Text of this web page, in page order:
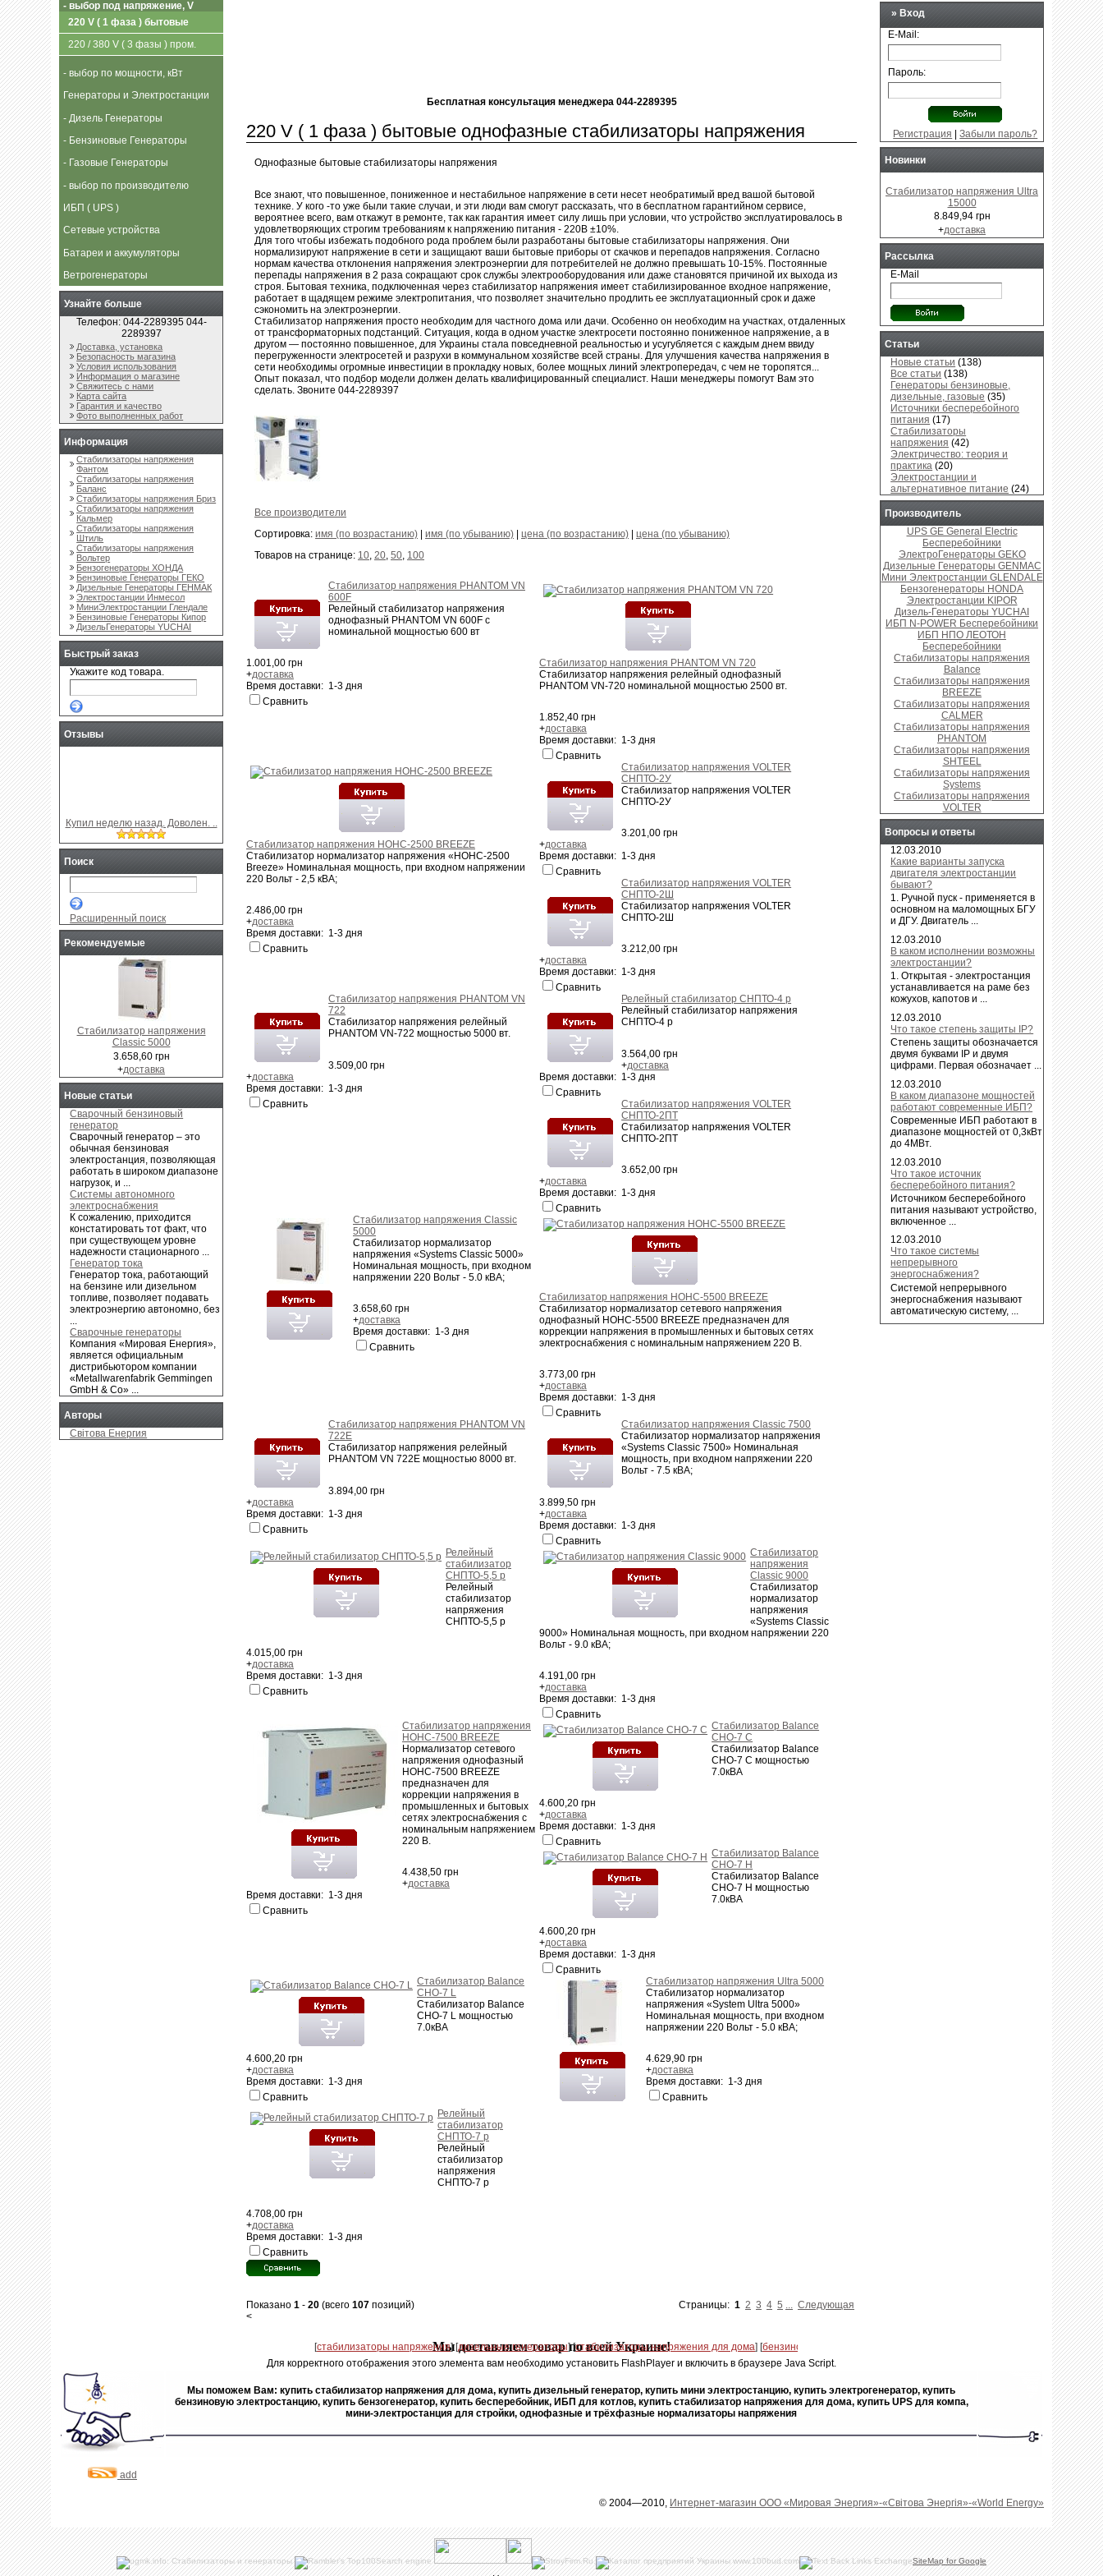
Бесплатная консультация менеджера 044-2289395
220 V ( 1 фаза ) бытовые однофазные стабилизаторы напряжения
Однофазные бытовые стабилизаторы напряжения
Все знают, что повышенное, пониженное и нестабильное напряжение в сети несет необратимый вред вашой бытовой
технике. У кого -то уже были такие случаи, и эти люди вам смогут рассказать, что в бесплатном гарантийном сервисе,
вероятнее всего, вам откажут в ремонте, так как гарантия имеет силу лишь при условии, что устройство эксплуатировалось в
удовлетворяющих строгим требованиям к напряжению питания - 220В ±10%.
Для того чтобы избежать подобного рода проблем были разработаны бытовые стабилизаторы напряжения. Они
нормализируют напряжение в сети и защищают ваши бытовые приборы от скачков и перепадов напряжения. Согласно
нормам качества отклонения напряжения электроэнергии для потребителей не должно превышать 10-15%. Постоянные
перепады напряжения в 2 раза сокращают срок службы электрооборудования или даже становятся причиной их выхода из
строя. Бытовая техника, подключенная через стабилизатор напряжения имеет стабилизированное входное напряжение,
работает в щадящем режиме электропитания, что позволяет значительно продлить ее эксплуатационный срок и даже
сэкономить на электроэнергии.
Стабилизатор напряжения просто необходим для частного дома или дачи. Особенно он необходим на участках, отдаленных
от трансформаторных подстанций. Ситуация, когда в одном участке электросети постоянно пониженное напряжение, а в
другом — постоянно повышенное, для Украины стала повседневной реальностью и усугубляется с каждым днем ввиду
перегруженности электросетей и разрухи в коммунальном хозяйстве всей страны. Для улучшения качества напряжения в
сети необходимы огромные инвестиции в прокладку новых, более мощных линий электропередач, с чем не торопятся...
Опыт показал, что подбор модели должен делать квалифицированный специалист. Наши менеджеры помогут Вам это
сделать. Звоните 044-2289397
Все производители
Сортировка: имя (по возрастанию) имя (по убыванию) цена (по возрастанию)
цена (по убыванию)
Товаров на странице: 10, 20, 50, 100
Стабилизатор напряжения PHANTOM VN
600F
Релейный стабилизатор напряжения
однофазный PHANTOM VN 600F с
номинальной мощностью 600 вт
1.001,00 грн
+доставка
Время доставки: 1-3 дня
Сравнить
Cтабилизатор напряжения PHANTOM VN 720
Стабилизатор напряжения релейный однофазный
PHANTOM VN-720 номинальной мощностью 2500 вт.
1.852,40 грн
+доставка
Время доставки: 1-3 дня
Сравнить
Стабилизатор напряжения НОНС-2500 BREEZE
Стабилизатор нормализатор напряжения «НОНС-2500
Breeze» Номинальная мощность, при входном напряжении
220 Вольт - 2,5 кВА;
2.486,00 грн
+доставка
Время доставки: 1-3 дня
Сравнить
Стабилизатор напряжения VOLTER
СНПТО-2У
Стабилизатор напряжения VOLTER
СНПТО-2У
3.201,00 грн
+доставка
Время доставки: 1-3 дня
Сравнить
Стабилизатор напряжения VOLTER
СНПТО-2Ш
Стабилизатор напряжения VOLTER
СНПТО-2Ш
3.212,00 грн
+доставка
Время доставки: 1-3 дня
Сравнить
Cтабилизатор напряжения PHANTOM VN
722
Стабилизатор напряжения релейный
PHANTOM VN-722 мощностью 5000 вт.
3.509,00 грн
+доставка
Время доставки: 1-3 дня
Сравнить
Релейный стабилизатор СНПТО-4 р
Релейный стабилизатор напряжения
СНПТО-4 р
3.564,00 грн
+доставка
Время доставки: 1-3 дня
Сравнить
Стабилизатор напряжения VOLTER
СНПТО-2ПТ
Стабилизатор напряжения VOLTER
СНПТО-2ПТ
3.652,00 грн
+доставка
Время доставки: 1-3 дня
Сравнить
Стабилизатор напряжения Classic
5000
Стабилизатор нормализатор
напряжения «Systems Classic 5000»
Номинальная мощность, при входном
напряжении 220 Вольт - 5.0 кВА;
3.658,60 грн
+доставка
Время доставки: 1-3 дня
Сравнить
Стабилизатор напряжения НОНС-5500 BREEZE
Стабилизатор нормализатор сетевого напряжения
однофазный НОНС-5500 BREEZE предназначен для
коррекции напряжения в промышленных и бытовых сетях
электроснабжения с номинальным напряжением 220 В.
3.773,00 грн
+доставка
Время доставки: 1-3 дня
Сравнить
Cтабилизатор напряжения PHANTOM VN
722E
Cтабилизатор напряжения релейный
PHANTOM VN 722E мощностью 8000 вт.
3.894,00 грн
+доставка
Время доставки: 1-3 дня
Сравнить
Стабилизатор напряжения Classic 7500
Стабилизатор нормализатор напряжения
«Systems Classic 7500» Номинальная
мощность, при входном напряжении 220
Вольт - 7.5 кВА;
3.899,50 грн
+доставка
Время доставки: 1-3 дня
Сравнить
Релейный
стабилизатор
СНПТО-5,5 р
Релейный
стабилизатор
напряжения
СНПТО-5,5 р
4.015,00 грн
+доставка
Время доставки: 1-3 дня
Сравнить
Стабилизатор
напряжения
Classic 9000
Стабилизатор
нормализатор
напряжения
«Systems Classic
9000» Номинальная мощность, при входном напряжении 220
Вольт - 9.0 кВА;
4.191,00 грн
+доставка
Время доставки: 1-3 дня
Сравнить
Стабилизатор напряжения
НОНС-7500 BREEZE
Нормализатор сетевого
напряжения однофазный
НОНС-7500 BREEZE
предназначен для
коррекции напряжения в
промышленных и бытовых
сетях электроснабжения с
номинальным напряжением
220 В.
4.438,50 грн
+доставка
Время доставки: 1-3 дня
Сравнить
Стабилизатор Balance
СНО-7 С
Стабилизатор Balance
СНО-7 С мощностью
7.0кВА
4.600,20 грн
+доставка
Время доставки: 1-3 дня
Сравнить
Стабилизатор Balance
СНО-7 Н
Стабилизатор Balance
СНО-7 Н мощностью
7.0кВА
4.600,20 грн
+доставка
Время доставки: 1-3 дня
Сравнить
Стабилизатор Balance
СНО-7 L
Стабилизатор Balance
СНО-7 L мощностью
7.0кВА
4.600,20 грн
+доставка
Время доставки: 1-3 дня
Сравнить
Стабилизатор напряжения Ultra 5000
Стабилизатор нормализатор
напряжения «System Ultra 5000»
Номинальная мощность, при входном
напряжении 220 Вольт - 5.0 кВА;
4.629,90 грн
+доставка
Время доставки: 1-3 дня
Сравнить
Релейный
стабилизатор
СНПТО-7 р
Релейный
стабилизатор
напряжения
СНПТО-7 р
4.708,00 грн
+доставка
Время доставки: 1-3 дня
Сравнить
Страницы: 1 2 3 4 5 ... Следующая
Показано 1 - 20 (всего 107 позиций)
<
- выбор под напряжение, V
220 V ( 1 фаза ) бытовые
220 / 380 V ( 3 фазы ) пром.
- выбор по мощности, кВт
Генераторы и Электростанции
- Дизель Генераторы
- Бензиновые Генераторы
- Газовые Генераторы
- выбор по производителю
ИБП ( UPS )
Сетевые устройства
Батареи и аккумуляторы
Ветрогенераторы
Узнайте больше
Телефон: 044-2289395 044-
2289397
Доставка, установка
Безопасность магазина
Условия использования
Информация о магазине
Свяжитесь с нами
Карта сайта
Гарантия и качество
Фото выполненных работ
Информация
Стабилизаторы напряжения
Фантом
Стабилизаторы напряжения
Баланс
Стабилизаторы напряжения Бриз
Стабилизаторы напряжения
Кальмер
Стабилизаторы напряжения
Штиль
Стабилизаторы напряжения
Вольтер
Бензогенераторы ХОНДА
Бензиновые Генераторы ГЕКО
Дизельные Генераторы ГЕНМАК
Электростанции Инмесол
МиниЭлектростанции Глендале
Бензиновые Генераторы Кипор
ДизельГенераторы YUCHAI
Быстрый заказ
Укажите код товара.
Отзывы
Купил неделю назад. Доволен. ..
Поиск
Расширенный поиск
Рекомендуемые
Стабилизатор напряжения
Classic 5000
3.658,60 грн
+доставка
Новые статьи
Сварочный бензиновый
генератор
Сварочный генератор – это
обычная бензиновая
электростанция, позволяющая
работать в широком диапазоне
нагрузок, и ...
Системы автономного
электроснабжения
К сожалению, приходится
констатировать тот факт, что
при существующем уровне
надежности стационарного ...
Генератор тока
Генератор тока, работающий
на бензине или дизельном
топливе, позволяет подавать
электроэнергию автономно, без
...
Сварочные генераторы
Компания «Мировая Енергия»,
является официальным
дистрибьютором компании
«Metallwarenfabrik Gemmingen
GmbH & Co» ...
Авторы
Свiтова Енергия
» Вход
E-Mail:
Пароль:
Регистрация |Забыли пароль?
Новинки
Стабилизатор напряжения Ultra
15000
8.849,94 грн
+доставка
Рассылка
E-Mail
Статьи
Новые статьи (138)
Все статьи (138)
Генераторы бензиновые,
дизельные, газовые (35)
Источники бесперебойного
питания (17)
Стабилизаторы
напряжения (42)
Электричество: теория и
практика (20)
Электростанции и
альтернативное питание (24)
Производитель
UPS GE General Electric
Бесперебойники
ЭлектроГенераторы GEKO
Дизельные Генераторы GENMAC
Мини Электростанции GLENDALE
Бензогенераторы HONDA
Электростанции KIPOR
Дизель-Генераторы YUCHAI
ИБП N-POWER Бесперебойники
ИБП НПО ЛЕОТОН
Бесперебойники
Стабилизаторы напряжения
Balance
Стабилизаторы напряжения
BREEZE
Стабилизаторы напряжения
CALMER
Стабилизаторы напряжения
PHANTOM
Стабилизаторы напряжения
SHTEEL
Стабилизаторы напряжения
Systems
Стабилизаторы напряжения
VOLTER
Вопросы и ответы
12.03.2010
Какие варианты запуска
двигателя электростанции
бывают?
1. Ручной пуск - применяется в
основном на маломощных БГУ
и ДГУ. Двигатель ...
12.03.2010
В каком исполнении возможны
электростанции?
1. Открытая - электростанция
устанавливается на раме без
кожухов, капотов и ...
12.03.2010
Что такое степень защиты IP?
Степень защиты обозначается
двумя буквами IP и двумя
цифрами. Первая обозначает ...
12.03.2010
В каком диапазоне мощностей
работают современные ИБП?
Современные ИБП работают в
диапазоне мощностей от 0,3кВт
до 4МВт.
12.03.2010
Что такое источник
бесперебойного питания?
Источником бесперебойного
питания называют устройство,
включенное ...
12.03.2010
Что такое системы
непрерывного
энергоснабжения?
Системой непрерывного
энергоснабжения называют
автоматическую систему, ...
Для корректного отображения этого элемента вам необходимо установить FlashPlayer и включить в браузере Java Script.
Мы поможем Вам: купить стабилизатор напряжения для дома, купить дизельный генератор, купить мини электростанцию, купить электрогенератор, купить
бензиновую электростанцию, купить бензогенератор, купить бесперебойник, ИБП для котлов, купить стабилизатор напряжения для дома, купить UPS для компа,
мини-электростанция для стройки, однофазные и трёхфазные нормализаторы напряжения
add
© 2004—2010, Интернет-магазин ООО «Мировая Энергия»-«Свiтова Энергiя»-«World Energy»
Search engine SiteMap for Google